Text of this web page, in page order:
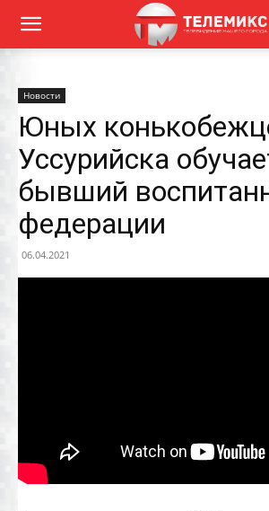
Новости
Юных
Уссурийска
бывший
федерации
06.04.2021